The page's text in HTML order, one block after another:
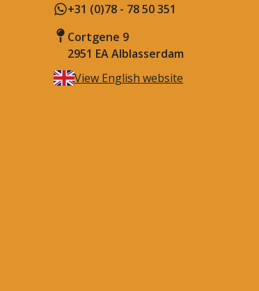
+31 (0)78 - 78 50 351
Cortgene 9
2951 EA Alblasserdam
View English website